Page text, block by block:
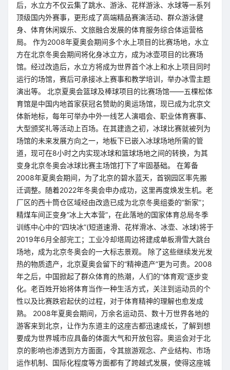
后，水立方不仅云集了跳水、游泳、花样游泳、水球等一系列
顶级国内外赛事，更形成了高端精品赛演活动、群众游泳健
身、体育休闲娱乐、文旅融合发展的体育服务综合体运营格
局。 作为2008年夏奥会期间多个水上项目的比赛场地，水立
方在北京冬奥会期间将化身冰立方，成为冰壶项目的比赛场
馆。经过改造后，水立方将成为世界首个冰上和水上项目同时
运行的场馆，赛后可承接冰上赛事和教学培训，举办冰雪主题
演出等。 北京夏奥会篮球及棒球项目的比赛场馆——五棵松体
育馆是中国内地首家获冠名赞助的奥运场馆，现已成为北京文
体新地标，每年可举办中外一线艺人演唱会、职业体育赛事、
大型颁奖礼等活动上百场。在其建造之初，冰球比赛就被列为
场馆的未来发展方向之一，地板下已嵌入冰球场地所需的管
道，现可在8小时之内实现冰球和篮球场地之间的转换，为其
变身北京冬奥会冰球比赛主场馆打下了牢固基础。 在筹备
2008年夏奥会期间，为了北京的碧水蓝天，首钢园区率先搬
迁调整。随着2022年冬奥会申办成功，这里再度焕发生机。老
厂区的西十筒仓区域经由改造已成为北京冬奥组委的“新家”；
精煤车间正变身“冰上大本营”，在此落地的国家体育总局冬季
训练中心中的“四块冰”(短道速滑、花样滑冰、冰壶、冰球)将于
2019年6月全部完工；工业冷却塔周边将建成单板滑雪大跳台
场地，成为北京冬奥会的一大标志景观。 除了这些继续发光发
热的物质遗产，北京夏奥会留下的“精神遗产”更为可贵。2008
年之后，中国掀起了群众体育的热潮，人们的“体育观”逐步变
化。老百姓开始将体育当作一种生活方式，关注到运动员的个
性以及比赛跌宕起伏的过程，对于体育精神的理解也愈发成
熟。 2008年夏奥会期间，万余名运动员、数十万世界各地的
游客来到北京，让作为东道主的这座古都迅速成长，了解到想
要成为世界城市应具备的体面大气和开放包容。奥运会对于北
京的影响也渗透到方方面面，令其旅游观念、产业结构、市场
运作机制、国际化程度等方面都有了跨越式发展，使得这座城